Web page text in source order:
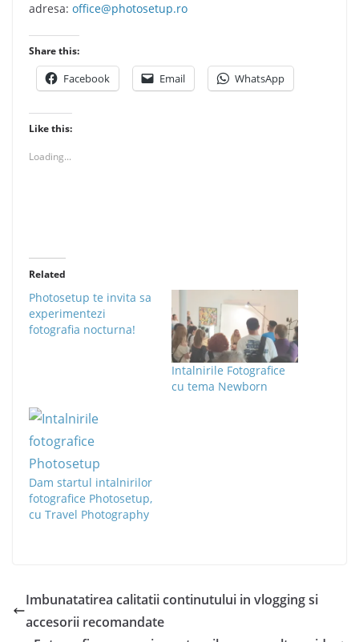
adresa: office@photosetup.ro
Share this:
Facebook Email WhatsApp
Like this:
Loading...
Related
Photosetup te invita sa
experimentezi
fotografia nocturna!
Intalnirile Fotografice
cu tema Newborn
Dam startul intalnirilor
fotografice Photosetup,
cu Travel Photography
Imbunatatirea calitatii continutului in vlogging si
accesorii recomandate